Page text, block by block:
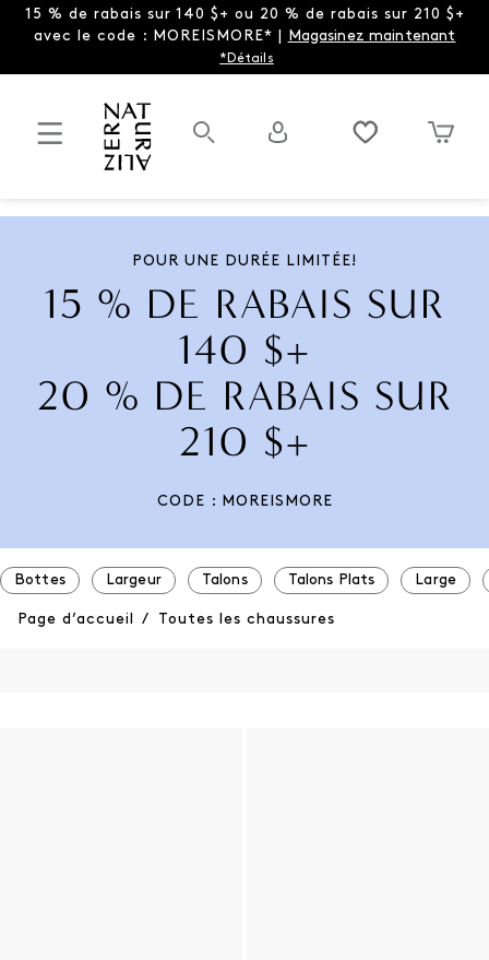
15 % de rabais sur 140 $+ ou 20 % de rabais sur 210 $+
avec le code : MOREISMORE* | Magasinez maintenant
*Détails
POUR UNE DURÉE LIMITÉE!
15 % DE RABAIS SUR
140 $+
20 % DE RABAIS SUR
210 $+
CODE : MOREISMORE
Bottes Largeur Talons Talons Plats Large
Page d’accueil / Toutes les chaussures